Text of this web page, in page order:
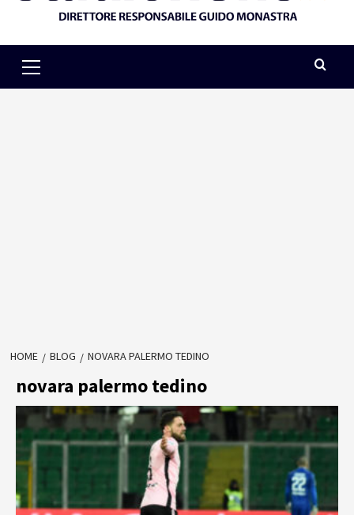
Menu
HOME BLOG NOVARA PALERMO TEDINO
novara palermo tedino